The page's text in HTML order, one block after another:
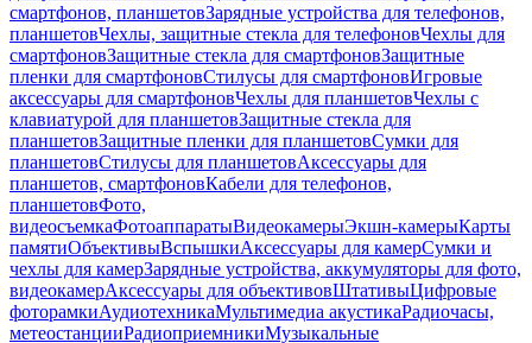
смартфонов, планшетовЗарядные устройства для телефонов,
планшетовЧехлы, защитные стекла для телефоновЧехлы для
смартфоновЗащитные стекла для смартфоновЗащитные
пленки для смартфоновСтилусы для смартфоновИгровые
аксессуары для смартфоновЧехлы для планшетовЧехлы с
клавиатурой для планшетовЗащитные стекла для
планшетовЗащитные пленки для планшетовСумки для
планшетовСтилусы для планшетовАксессуары для
планшетов, смартфоновКабели для телефонов,
планшетовФото,
видеосъемкаФотоаппаратыВидеокамерыЭкшн-камерыКарты
памятиОбъективыВспышкиАксессуары для камерСумки и
чехлы для камерЗарядные устройства, аккумуляторы для фото,
видеокамерАксессуары для объективовШтативыЦифровые
фоторамкиАудиотехникаМультимедиа акустикаРадиочасы,
метеостанцииРадиоприемникиМузыкальные